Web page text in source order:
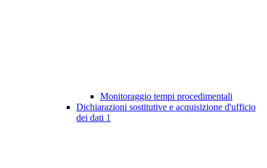
Monitoraggio tempi procedimentali
Dichiarazioni sostitutive e acquisizione d'ufficio
dei dati 1